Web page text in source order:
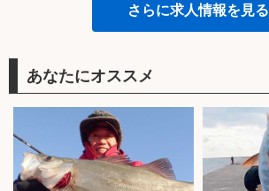
さらに求人情報を見る
あなたにオススメ